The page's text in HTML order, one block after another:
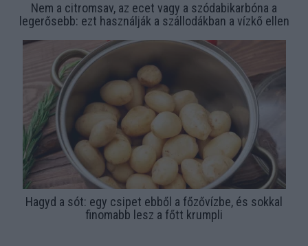
Nem a citromsav, az ecet vagy a szódabikarbóna a
legerősebb: ezt használják a szállodákban a vízkő ellen
Hagyd a sót: egy csipet ebből a főzővízbe, és sokkal
finomabb lesz a főtt krumpli